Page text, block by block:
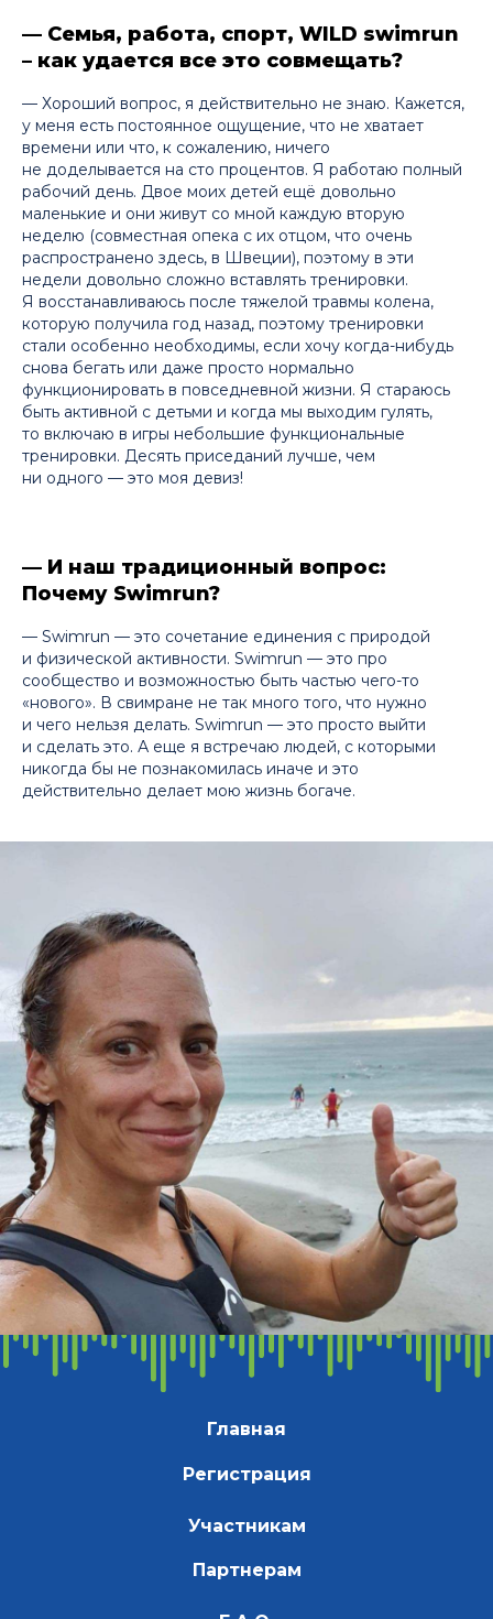
— Семья, работа, спорт, WILD swimrun
– как удается все это совмещать?
— Хороший вопрос, я действительно не знаю. Кажется,
у меня есть постоянное ощущение, что не хватает
времени или что, к сожалению, ничего
не доделывается на сто процентов. Я работаю полный
рабочий день. Двое моих детей ещё довольно
маленькие и они живут со мной каждую вторую
неделю (совместная опека с их отцом, что очень
распространено здесь, в Швеции), поэтому в эти
недели довольно сложно вставлять тренировки.
Я восстанавливаюсь после тяжелой травмы колена,
которую получила год назад, поэтому тренировки
стали особенно необходимы, если хочу когда-нибудь
снова бегать или даже просто нормально
функционировать в повседневной жизни. Я стараюсь
быть активной с детьми и когда мы выходим гулять,
то включаю в игры небольшие функциональные
тренировки. Десять приседаний лучше, чем
ни одного — это моя девиз!
— И наш традиционный вопрос:
Почему Swimrun?
— Swimrun — это сочетание единения с природой
и физической активности. Swimrun — это про
сообщество и возможностью быть частью чего-то
«нового». В свимране не так много того, что нужно
и чего нельзя делать. Swimrun — это просто выйти
и сделать это. А еще я встречаю людей, с которыми
никогда бы не познакомилась иначе и это
действительно делает мою жизнь богаче.
Партнерам
Главная
Регистрация
Участникам